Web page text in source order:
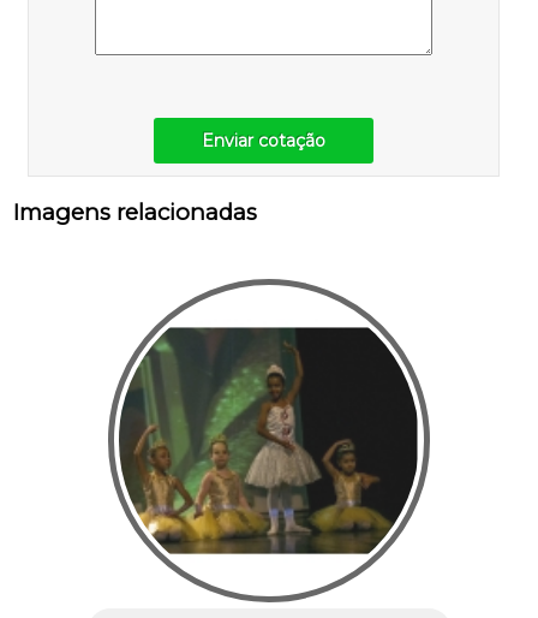
Enviar cotação
Imagens relacionadas